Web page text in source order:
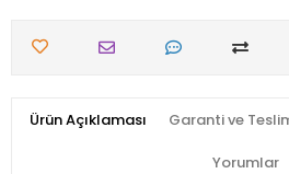
Ürün Açıklaması Garanti ve
Yorumlar